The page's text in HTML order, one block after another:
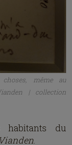
Favoris
| collection
y